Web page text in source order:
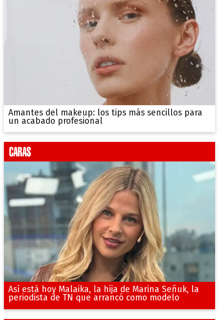
Amantes del makeup: los tips más sencillos para
un acabado profesional
Así está hoy Malaika, la hija de Marina Señuk, la
periodista de TN que arrancó como modelo